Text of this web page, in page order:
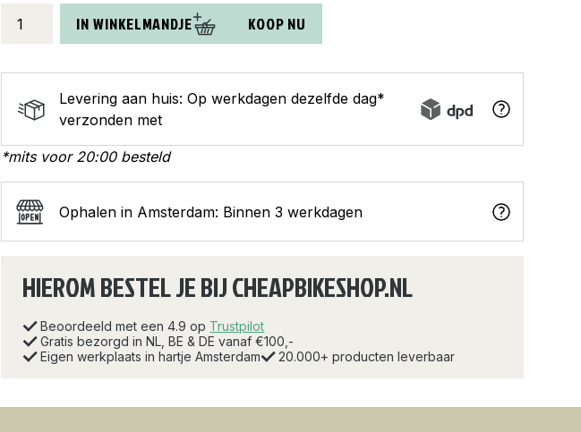
achterdrager
D57/H61
ice
ball
white
aantal
IN WINKELMANDJE KOOP NU
Levering aan huis: Op werkdagen dezelfde dag*
verzonden met
*mits voor 20:00 besteld
Ophalen in Amsterdam: Binnen 3 werkdagen
HIEROM BESTEL JE BIJ CHEAPBIKESHOP.NL
Beoordeeld met een 4.9 op Trustpilot
Gratis bezorgd in NL, BE & DE vanaf €100,-
Eigen werkplaats in hartje Amsterdam
20.000+ producten leverbaar